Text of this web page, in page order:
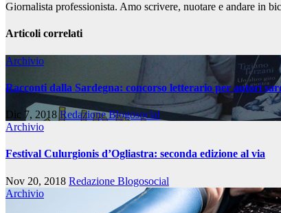
Giornalista professionista. Amo scrivere, nuotare e andare in
Articoli correlati
Archivio
Racconti dalla Sardegna: concorso letterario per autori
Dic 7, 2018 Redazione Blogosocial
Archivio
Festival Culurgionis d’Ogliastra: seconda edizione al via
Nov 20, 2018 Redazione Blogosocial
Archivio